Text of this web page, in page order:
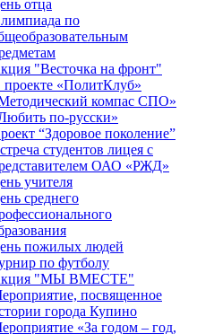
отца
по
"Весточка на фронт"
«ПолитКлуб»
компас СПО»
по-русски»
“Здоровое поколение”
студентов лицея с
ОАО «РЖД»
учителя
среднего
пожилых людей
по футболу
"МЫ ВМЕСТЕ"
посвященное
города Купино
«За годом – год,